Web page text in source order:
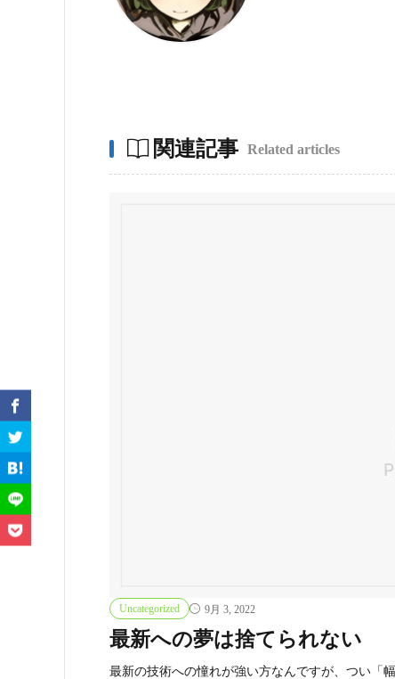
関連記事 Related articles
Uncategorized 9月 3, 2022
最新への夢は捨てられない
最新の技術への憧れが強い方なんですが、つい「